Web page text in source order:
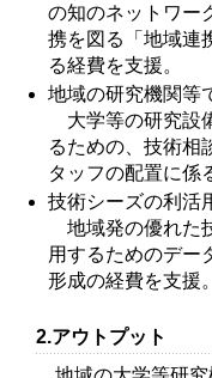
の知のネットワー
携を図る「地域連
る経費を支援。
地域の研究機関等
大学等の研究設
るための、技術相
タッフの配置に係
技術シーズの利活
地域発の優れた
用するためのデー
形成の経費を支援。
2.アウトプット